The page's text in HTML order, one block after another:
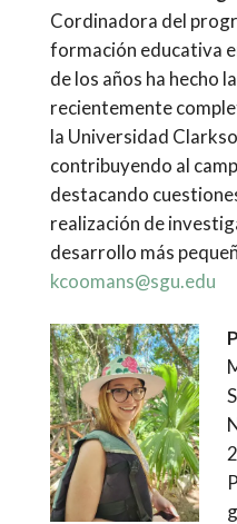
Cordinadora del
formación educativa
de los años ha hecho
recientemente
la Universidad
contribuyendo al
destacando
realización de
desarrollo más
kcoomans@sgu.edu